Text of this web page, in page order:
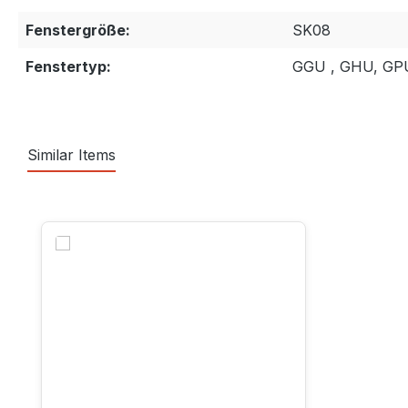
Fenstergröße:
SK08
Fenstertyp:
GGU , GHU,
Similar Items